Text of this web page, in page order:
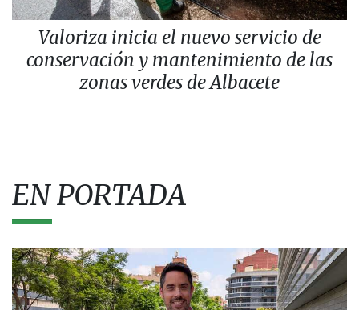
Valoriza inicia el nuevo servicio de
conservación y mantenimiento de las
zonas verdes de Albacete
EN PORTADA